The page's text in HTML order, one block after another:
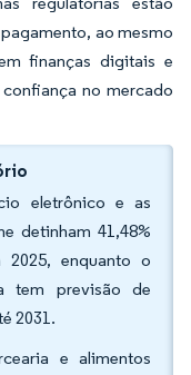
ao mesmo
finanças digitais e
no mercado
eletrônico e as
detinham 41,48%
enquanto o
tem previsão de
2031.
e alimentos